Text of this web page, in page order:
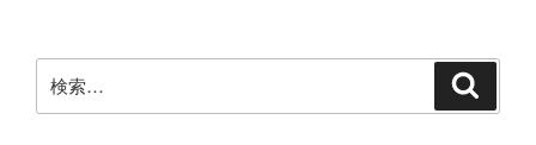
ン
索: